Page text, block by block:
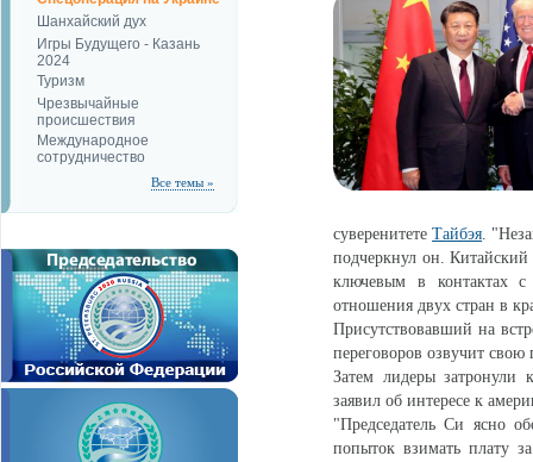
Шанхайский дух
Игры Будущего - Казань
2024
Туризм
Чрезвычайные
происшествия
Международное
сотрудничество
Все темы »
суверенитетеТайбэя.
подчеркнул он. Китайский
ключевым в контактах
отношения двух стран в
Присутствовавший на
переговоров озвучит
Затем лидеры
заявил об интересе к
"Председатель Си ясно
попыток взимать плату